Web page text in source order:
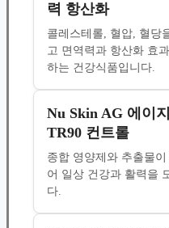
력 항산화
콜레스테롤, 혈압, 혈당
고 면역력과 항산화 효
하는 건강식품입니다.
Nu Skin AG 에이
TR90 컨트롤
종합 영양제와 추출물이
어 일상 건강과 활력을
다.